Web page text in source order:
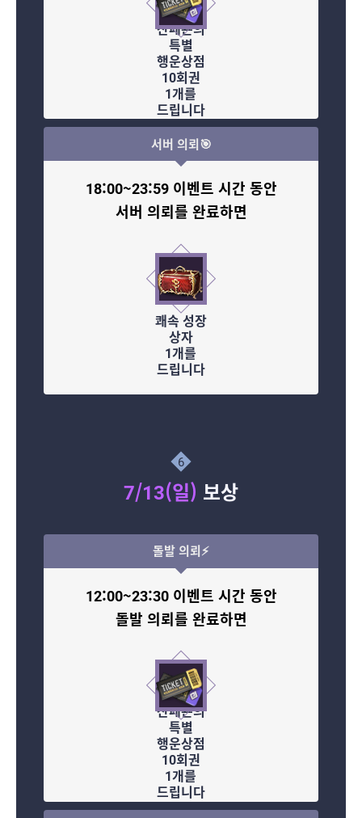
산페욘의
특별
행운상점
10회권
1개를
드립니다
서버 의뢰🎯
18:00~23:59 이벤트 시간 동안
서버 의뢰를 완료하면
쾌속 성장
상자
1개를
드립니다
6
7/13(일) 보상
돌발 의뢰⚡
12:00~23:30 이벤트 시간 동안
돌발 의뢰를 완료하면
산페욘의
특별
행운상점
10회권
1개를
드립니다